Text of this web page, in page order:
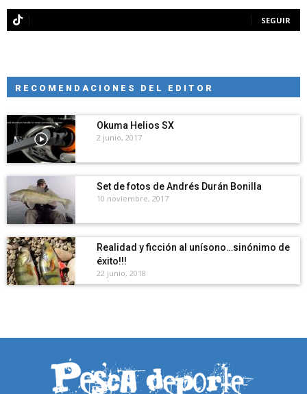
SEGUIR
RECOMENDACIONES DEL EDITOR
Okuma Helios SX
2 junio, 2017
Set de fotos de Andrés Durán Bonilla
10 noviembre, 2017
Realidad y ficción al unísono…sinónimo de
éxito!!!
22 junio, 2018